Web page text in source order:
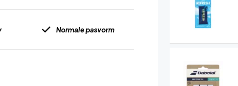
Normale pasvorm